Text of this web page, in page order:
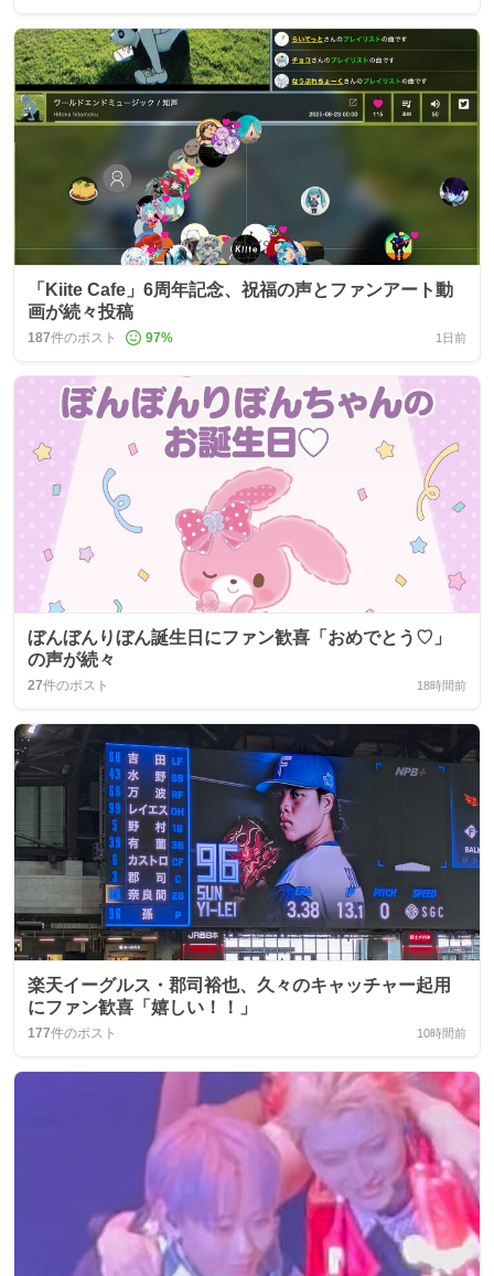
「Kiite Cafe」6周年記念、祝福の声とファンアート動
画が続々投稿
187件のポスト 97% 1日前
ぼんぼんりぼん誕生日にファン歓喜「おめでとう♡」
の声が続々
27件のポスト 18時間前
楽天イーグルス・郡司裕也、久々のキャッチャー起用
にファン歓喜「嬉しい！！」
177件のポスト 10時間前